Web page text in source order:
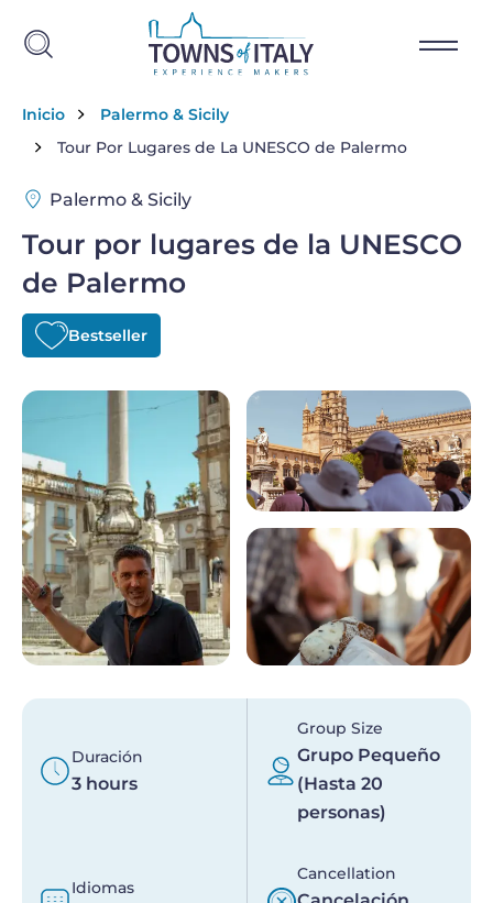
Breadcrumb
Inicio
Palermo & Sicily
Tour Por Lugares de La UNESCO de Palermo
Palermo & Sicily
Tour por lugares de la UNESCO
de Palermo
Bestseller
Duración
3 hours
Group Size
Grupo Pequeño
(Hasta 20
personas)
Idiomas
Cancellation